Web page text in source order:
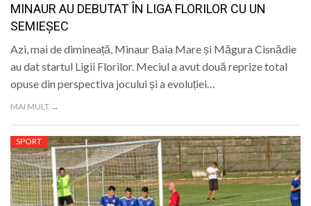
MINAUR AU DEBUTAT ÎN LIGA FLORILOR CU UN
SEMIEȘEC
Azi, mai de dimineață, Minaur Baia Mare și Măgura Cisnădie
au dat startul Ligii Florilor. Meciul a avut două reprize total
opuse din perspectiva jocului și a evoluției…
MAI MULT →
SPORT